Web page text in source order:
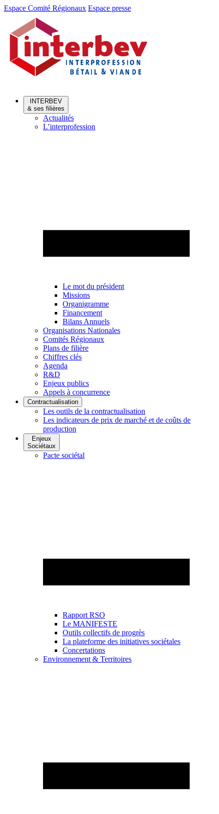
Aller
Aller
contenu
Espace Comité Régionaux Espace presse
INTERBEV
& ses filières
Actualités
L’interprofession
Le mot du président
Missions
Organigramme
Financement
Bilans Annuels
Organisations Nationales
Comités Régionaux
Plans de filière
Chiffres clés
Agenda
R&D
Enjeux publics
Appels à concurrence
Contractualisation
Les outils de la contractualisation
Les indicateurs de prix de marché et de coûts de
production
Enjeux
Sociétaux
Pacte sociétal
Rapport RSO
Le MANIFESTE
Outils collectifs de progrès
La plateforme des initiatives sociétales
Concertations
Environnement & Territoires